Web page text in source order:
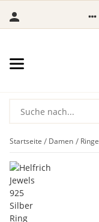
Startseite Damen Ringe